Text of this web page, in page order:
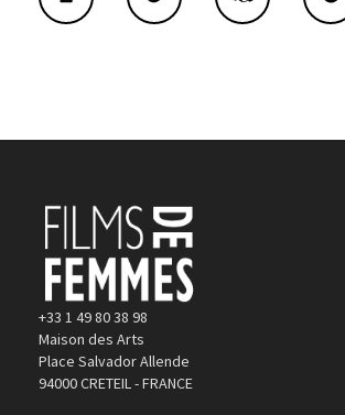
+33 1 49 80 38 98
Maison des Arts
Place Salvador Allende
94000 CRETEIL - FRANCE